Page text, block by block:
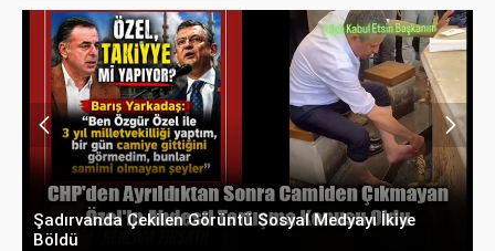
Şadırvanda Çekilen Görüntü Sosyal Medyayı İkiye
Böldü